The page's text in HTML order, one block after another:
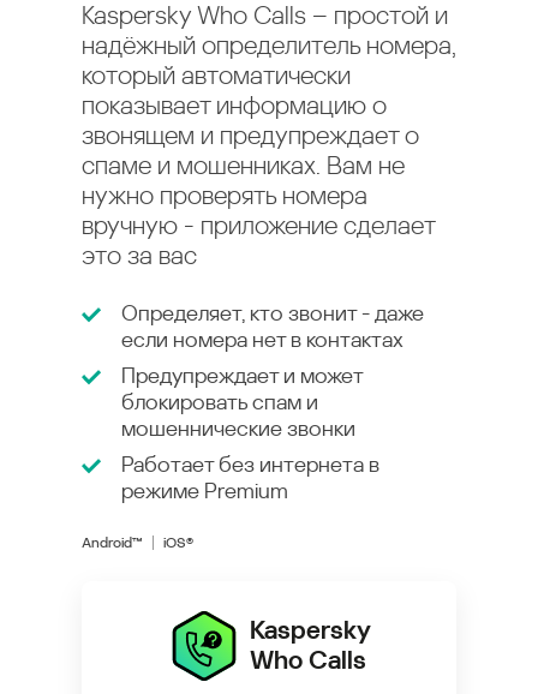
Kaspersky Who Calls – простой и
надёжный определитель номера,
который автоматически
показывает информацию о
звонящем и предупреждает о
спаме и мошенниках. Вам не
нужно проверять номера
вручную - приложение сделает
это за вас
Определяет, кто звонит - даже
если номера нет в контактах
Предупреждает и может
блокировать спам и
мошеннические звонки
Работает без интернета в
режиме Premium
Android™ iOS®
Kaspersky
Who Calls